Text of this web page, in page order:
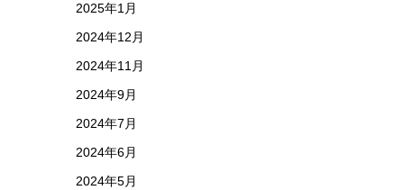
2025年1月
2024年12月
2024年11月
2024年9月
2024年7月
2024年6月
2024年5月